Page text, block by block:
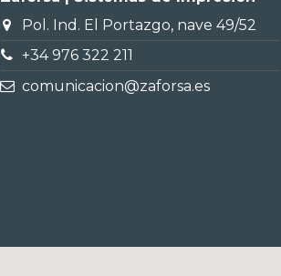
Pol. Ind. El Portazgo, nave 49/52
+34 976 322 211
comunicacion@zaforsa.es